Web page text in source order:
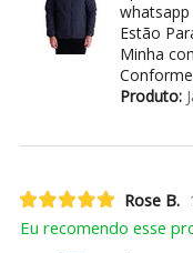
whatsapp
Estão
Minha
Produto:
Rose B.
Eu recomendo esse